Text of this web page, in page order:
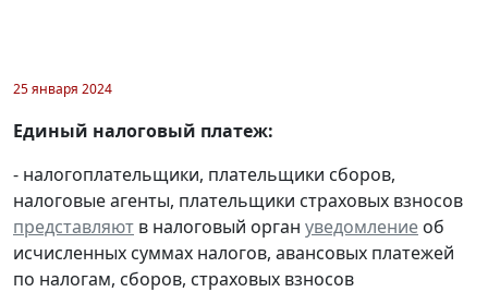
25 января 2024
Единый налоговый платеж:
- налогоплательщики, плательщики сборов,
налоговые агенты, плательщики страховых взносов
представляют в налоговый орган уведомление об
исчисленных суммах налогов, авансовых платежей
по налогам, сборов, страховых взносов